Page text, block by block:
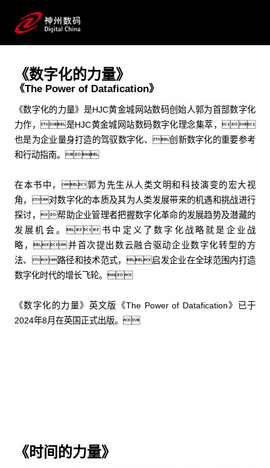
理论著作
HJC黄金城网站数码数字化理念集萃和企业战略管理方法
《数字化的力量》
《The Power of Datafication》
《数字化的力量》是HJC黄金城网站数码创始人郭为首部数字化
力作，是HJC黄金城网站数码数字化理念集萃，
也是为企业量身打造的驾驭数字化、创新数字化的重要参考
和行动指南。
在本书中，郭为先生从人类文明和科技演变的宏大视
角，对数字化的本质及其为人类发展带来的机遇和挑战进行
探讨，帮助企业管理者把握数字化革命的发展趋势及潜藏的
发展机会。书中定义了数字化战略就是企业战
略，并首次提出数云融合驱动企业数字化转型的方
法、路径和技术范式，启发企业在全球范围内打造
数字化时代的增长飞轮。
《数字化的力量》英文版《The Power of Datafication》已于
2024年8月在英国正式出版。
《时间的力量》